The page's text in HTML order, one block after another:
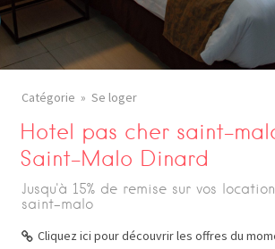
Catégorie Se loger
Hotel pas cher saint-
Saint-Malo Dinard
Jusqu'à 15% de remise sur vos
saint-malo
Cliquez ici pour découvrir les offres du